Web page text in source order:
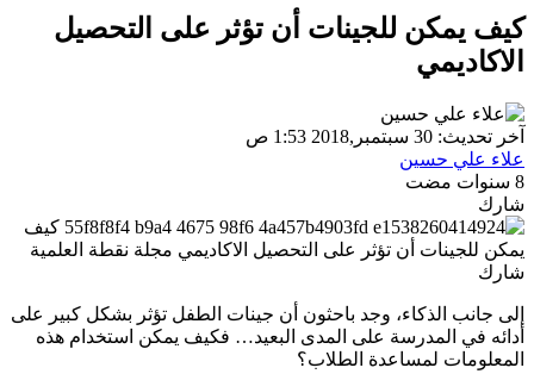
كيف يمكن للجينات أن تؤثر على التحصيل
الاكاديمي
آخر تحديث: 30 سبتمبر,2018 1:53 ص
علاء علي حسين
8 سنوات مضت
شارك
شارك
إلى جانب الذكاء، وجد باحثون أن جينات الطفل تؤثر بشكل كبير على
أدائه في المدرسة على المدى البعيد… فكيف يمكن استخدام هذه
المعلومات لمساعدة الطلاب؟